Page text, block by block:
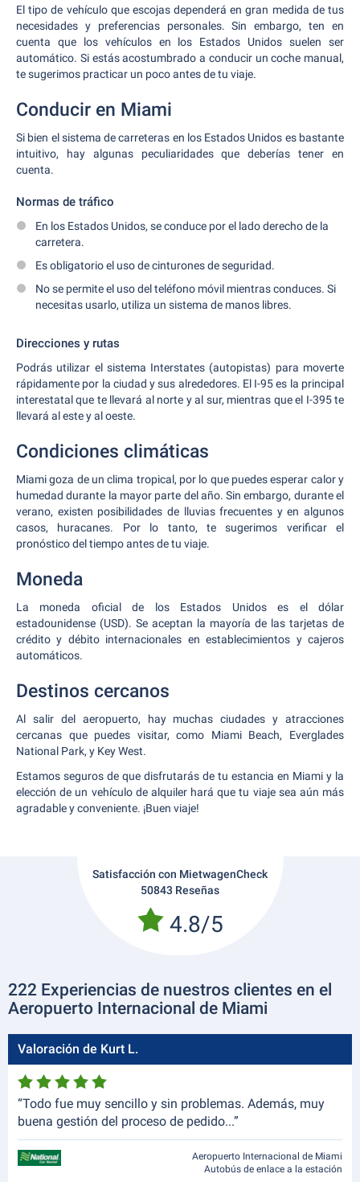
El tipo de vehículo que escojas dependerá en gran medida de tus
necesidades y preferencias personales. Sin embargo, ten en
cuenta que los vehículos en los Estados Unidos suelen ser
automático. Si estás acostumbrado a conducir un coche manual,
te sugerimos practicar un poco antes de tu viaje.
Conducir en Miami
Si bien el sistema de carreteras en los Estados Unidos es bastante
intuitivo, hay algunas peculiaridades que deberías tener en
cuenta.
Normas de tráfico
En los Estados Unidos, se conduce por el lado derecho de la
carretera.
Es obligatorio el uso de cinturones de seguridad.
No se permite el uso del teléfono móvil mientras conduces. Si
necesitas usarlo, utiliza un sistema de manos libres.
Direcciones y rutas
Podrás utilizar el sistema Interstates (autopistas) para moverte
rápidamente por la ciudad y sus alrededores. El I-95 es la principal
interestatal que te llevará al norte y al sur, mientras que el I-395 te
llevará al este y al oeste.
Condiciones climáticas
Miami goza de un clima tropical, por lo que puedes esperar calor y
humedad durante la mayor parte del año. Sin embargo, durante el
verano, existen posibilidades de lluvias frecuentes y en algunos
casos, huracanes. Por lo tanto, te sugerimos verificar el
pronóstico del tiempo antes de tu viaje.
Moneda
La moneda oficial de los Estados Unidos es el dólar
estadounidense (USD). Se aceptan la mayoría de las tarjetas de
crédito y débito internacionales en establecimientos y cajeros
automáticos.
Destinos cercanos
Al salir del aeropuerto, hay muchas ciudades y atracciones
cercanas que puedes visitar, como Miami Beach, Everglades
National Park, y Key West.
Estamos seguros de que disfrutarás de tu estancia en Miami y la
elección de un vehículo de alquiler hará que tu viaje sea aún más
agradable y conveniente. ¡Buen viaje!
Satisfacción con MietwagenCheck
50843 Reseñas
4.8/5
222 Experiencias de nuestros clientes en el
Aeropuerto Internacional de Miami
Valoración de Kurt L.
“Todo fue muy sencillo y sin problemas. Además, muy
buena gestión del proceso de pedido...”
Aeropuerto Internacional de Miami
Autobús de enlace a la estación